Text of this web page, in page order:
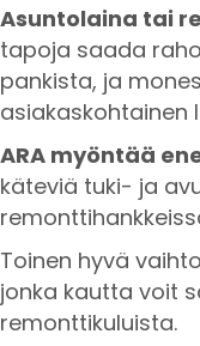
Asuntolaina tai
tapoja saada
pankista, ja
ARA myöntää
käteviä tuki- ja
Toinen hyvä
jonka kautta voit
remonttikuluista.